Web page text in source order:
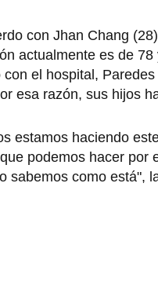
con Jhan Chang
actualmente es de
con el hospital,
esa razón, sus hijos
estamos haciendo
podemos hacer por
sabemos como está",